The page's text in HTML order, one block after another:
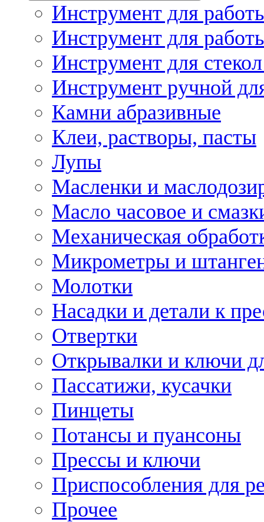
Инструмент для
Инструмент для
Инструмент для
Инструмент ручной
Камни абразивные
Клеи, растворы, пасты
Лупы
Масленки и
Масло часовое и
Механическая
Микрометры и
Молотки
Насадки и детали к
Отвертки
Открывалки и ключи
Пассатижи, кусачки
Пинцеты
Потансы и пуансоны
Прессы и ключи
Приспособления для
Прочее